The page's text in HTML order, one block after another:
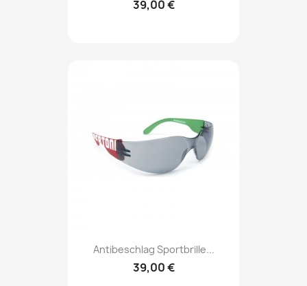
39,00 €
Antibeschlag Sportbrille...
39,00 €